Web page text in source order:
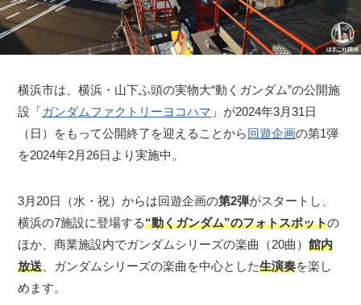
横浜市は、横浜・山下ふ頭の実物大“動くガンダム”の公開施
設「ガンダムファクトリーヨコハマ 」が2024年3月31日
（日）をもって公開終了を迎えることから回遊企画の第1弾
を2024年2月26日より実施中。
3月20日（水・祝）からは回遊企画の第2弾がスタートし、
横浜の7施設に登場する“動くガンダム”のフォトスポットの
ほか、商業施設内でガンダムシリーズの楽曲（20曲）館内
放送 、ガンダムシリーズの楽曲を中心とした生演奏を楽し
めます。